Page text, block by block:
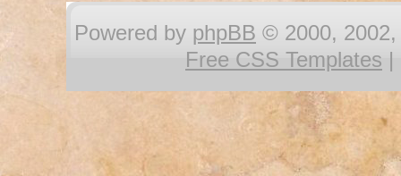
Powered by phpBB © 2000, 2002,
Free CSS Templates |